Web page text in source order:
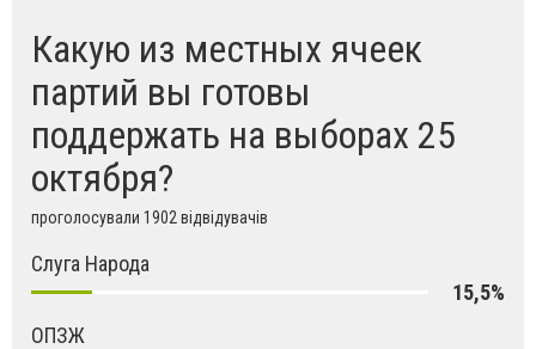
Какую из местных ячеек
партий вы готовы
поддержать на выборах 25
октября?
проголосували 1902 відвідувачів
Слуга Народа
15,5%
ОПЗЖ